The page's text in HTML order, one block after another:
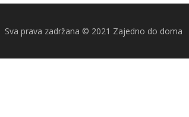
Sva prava zadržana © 2021 Zajedno do doma